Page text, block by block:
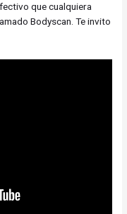
que cualquiera
Bodyscan. Te invito